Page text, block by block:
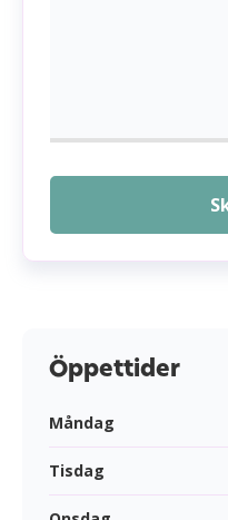
Öppettider
Måndag
Tisdag